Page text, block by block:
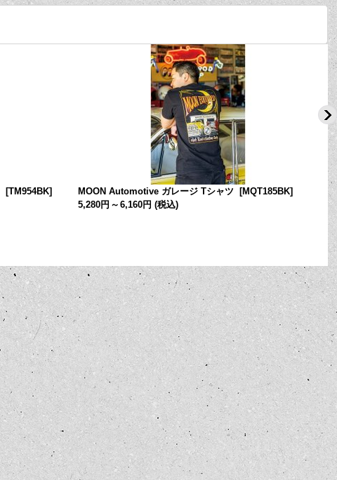
[TM954BK] MOON Automotive ガレージ Tシャツ [MQT185BK]
5,280円 ～ 6,160円 (税込)